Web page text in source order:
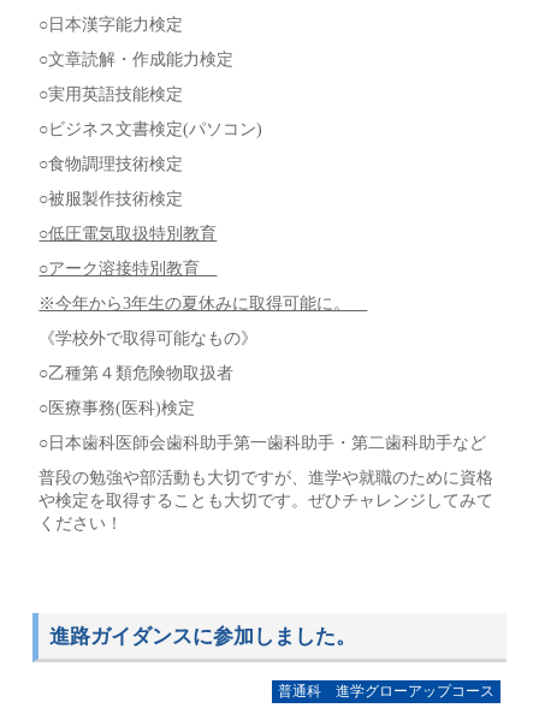
○日本漢字能力検定
○文章読解・作成能力検定
○実用英語技能検定
○ビジネス文書検定(パソコン)
○食物調理技術検定
○被服製作技術検定
○低圧電気取扱特別教育
○アーク溶接特別教育
※今年から3年生の夏休みに取得可能に。
《学校外で取得可能なもの》
○乙種第４類危険物取扱者
○医療事務(医科)検定
○日本歯科医師会歯科助手第一歯科助手・第二歯科助手など
普段の勉強や部活動も大切ですが、進学や就職のために資格
や検定を取得することも大切です。ぜひチャレンジしてみて
ください！
進路ガイダンスに参加しました。
普通科 進学グローアップコース